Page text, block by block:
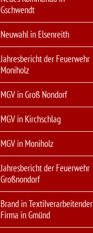
Gschwendt
Neuwahl in Elsenreith
Jahresbericht der Feuerwehr
Moniholz
MGV in Groß Nondorf
MGV in Kirchschlag
MGV in Moniholz
Jahresbericht der Feuerwehr
Großnondorf
Brand in Textilverarbeitender
Firma in Gmünd